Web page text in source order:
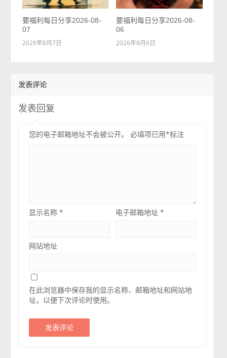
要福利每日分享2026-08-
07
2026年8月7日
要福利每日分享2026-08-
06
2026年8月6日
发表评论
发表回复
您的电子邮箱地址不会被公开。 必填项已用*标注
显示名称* 电子邮箱地址*
网站地址
在此浏览器中保存我的显示名称、邮箱地址和网站地
址，以便下次评论时使用。